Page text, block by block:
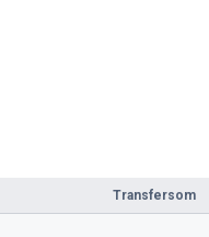
Transfersom